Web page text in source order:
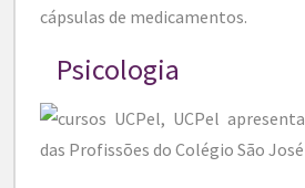
cápsulas de medicamentos.
Psicologia